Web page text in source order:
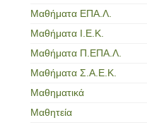
Μαθήματα ΕΠΑ.Λ.
Μαθήματα Ι.Ε.Κ.
Μαθήματα Π.ΕΠΑ.Λ.
Μαθήματα Σ.Α.Ε.Κ.
Μαθηματικά
Μαθητεία